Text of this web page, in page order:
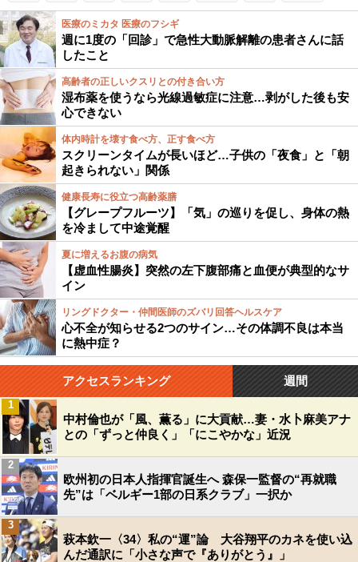
医療のミカタ 医療のフシギ
週に1度の「回診」で急性大動脈解離の患者さんに話
したこと
高齢者の正しいクスリとの付き合い方
湿布薬を使うなら光線過敏症に注意…剥がした後も安
心できない
体内時計を壊す食べ方、正す食べ方
スクリーンタイムが長いほど…子供の「夜食」と「朝
起きられない」関係
健康長寿に役立つ高齢薬膳
【グレープフルーツ】「気」の巡りを促し、身体の熱
を冷まして中途覚醒
夏に増えるお腹の病気
【虚血性腸炎】突然の左下腹部痛と血便が典型的なサ
イン
リングドクター・仲間医師のズバリ回答ヘルスケア
心不全が知らせる2つのサイン…その体調不良は本当
に熱中症？
アクセスランキング 週間
中村倫也が「風、薫る」に大貢献…妻・水卜麻美アナ
との「ずっと仲良く」「にこやかな」近況
1
欧州初の日本人指揮官誕生へ 森保一監督の“再就職
先”は「ベルギー1部の日系クラブ」一択か
2
萩本欽一〈34〉私の“運”論 大谷翔平のカネを使い込
んだ通訳に「小さな声で『ありがとう』」
3